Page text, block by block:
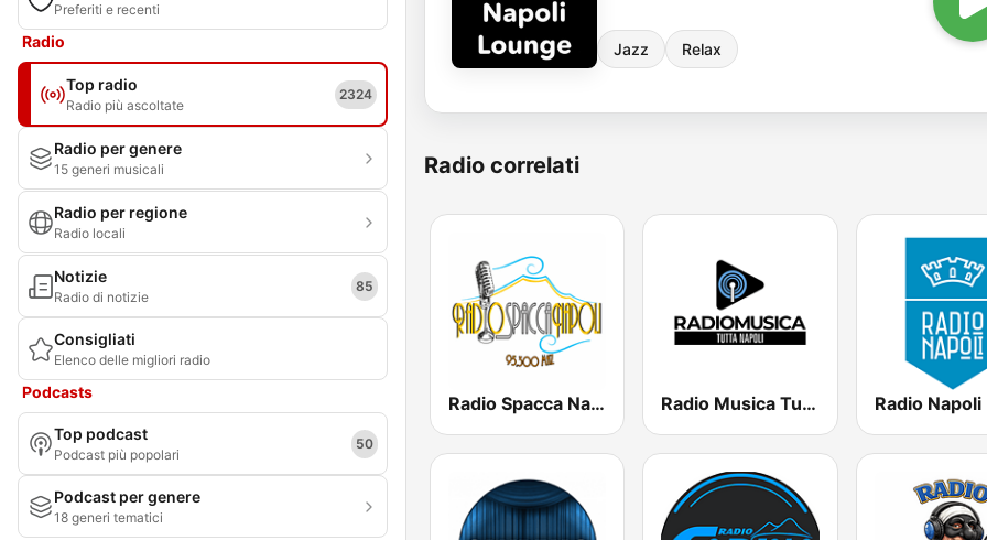
Preferiti e recenti
Radio
Top radio
Radio più ascoltate
2324
Radio per genere
15 generi musicali
Radio per regione
Radio locali
Notizie
Radio di notizie
85
Consigliati
Elenco delle migliori radio
Podcasts
Top podcast
Podcast più popolari
50
Podcast per genere
18 generi tematici
Jazz Relax
Radio correlati
Radio Spacca Napoli Radio Musica Tutta Napoli Radio Napoli